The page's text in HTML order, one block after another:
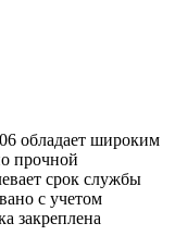
обладает широким
прочной
срок службы
с учетом
закреплена